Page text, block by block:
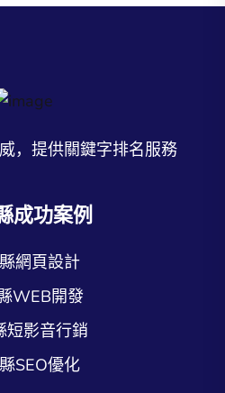
，提供關鍵字排名服務
成功案例
網頁設計
WEB開發
短影音行銷
SEO優化